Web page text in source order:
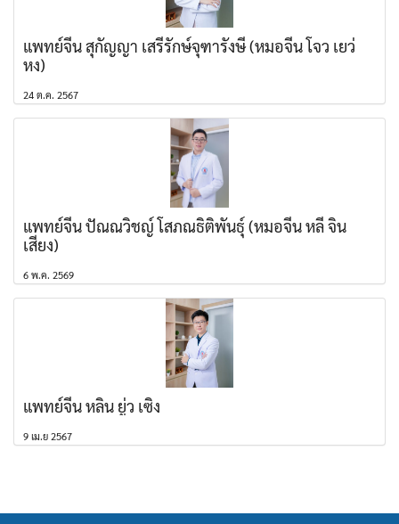
แพทย์จีน สุกัญญา เสรีรักษ์จุฑารังษี (หมอจีน โจว เยว่
หง)
24 ต.ค. 2567
แพทย์จีน ปัณณวิชญ์ โสภณธิติพันธุ์ (หมอจีน หลี่ จิน
เสียง)
6 พ.ค. 2569
แพทย์จีน หลิน ยู่ว เซิง
9 เม.ย 2567